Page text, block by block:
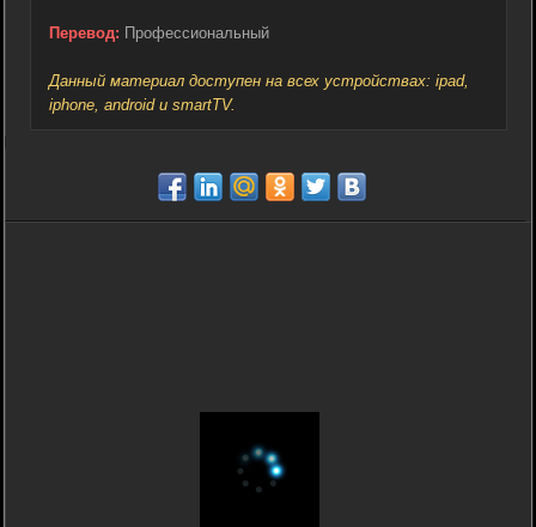
Перевод: Профессиональный
Данный материал доступен на всех устройствах: ipad,
iphone, android и smartTV.